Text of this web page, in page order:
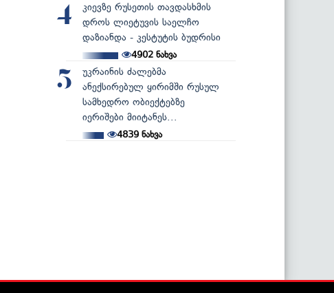
4
კიევზე რუსეთის თავდასხმის
დროს ლიეტუვის საელჩო
დაზიანდა - კესტუტის ბუდრისი
4902ნახვა
5
უკრაინის ძალებმა
ანექსირებულ ყირიმში რუსულ
სამხედრო ობიექტებზე
იერიშები მიიტანეს...
4839 ნახვა